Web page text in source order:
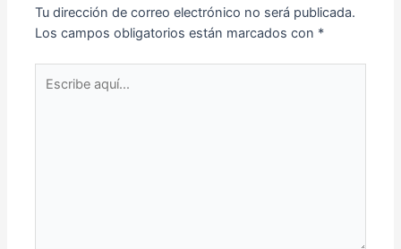
Tu dirección de correo electrónico no será publicada.
Los campos obligatorios están marcados con *
aquí...